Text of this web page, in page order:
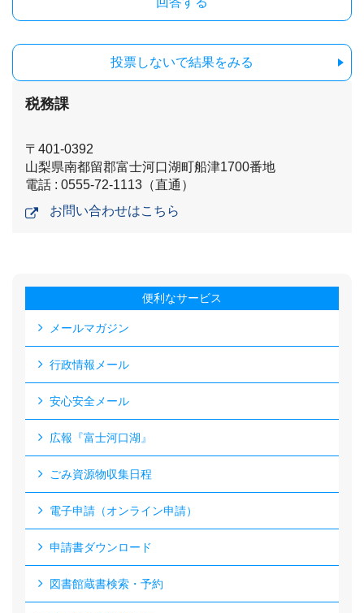
投票しないで結果をみる
税務課
〒401-0392
山梨県南都留郡富士河口湖町船津1700番地
電話 : 0555-72-1113（直通）
お問い合わせはこちら
便利なサービス
メールマガジン
行政情報メール
安心安全メール
広報『富士河口湖』
ごみ資源物収集日程
電子申請（オンライン申請）
申請書ダウンロード
図書館蔵書検索・予約